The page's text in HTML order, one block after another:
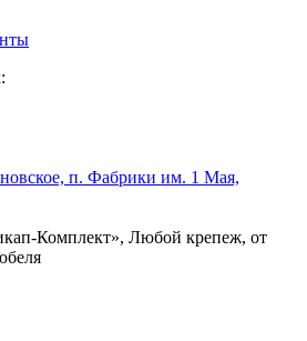
п. Фабрики им. 1 Мая,
Комплект», Любой крепеж, от